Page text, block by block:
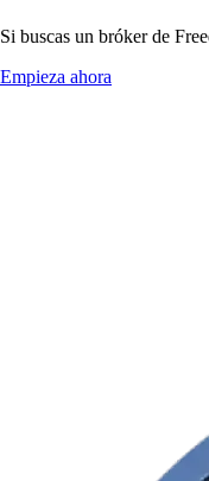
Si buscas un bróker de
Empieza ahora